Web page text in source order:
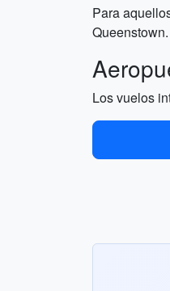
Para
Los vuelos